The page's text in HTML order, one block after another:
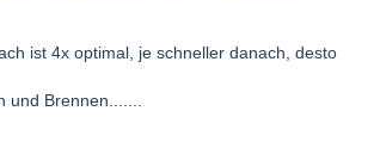
ist 4x optimal, je schneller danach, desto
und Brennen.......